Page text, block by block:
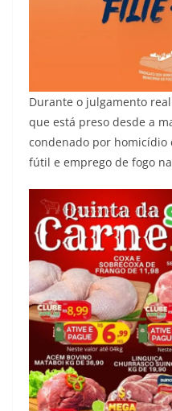
Durante o julgamento
que está preso desde a
condenado por homicídio
fútil e emprego de fogo